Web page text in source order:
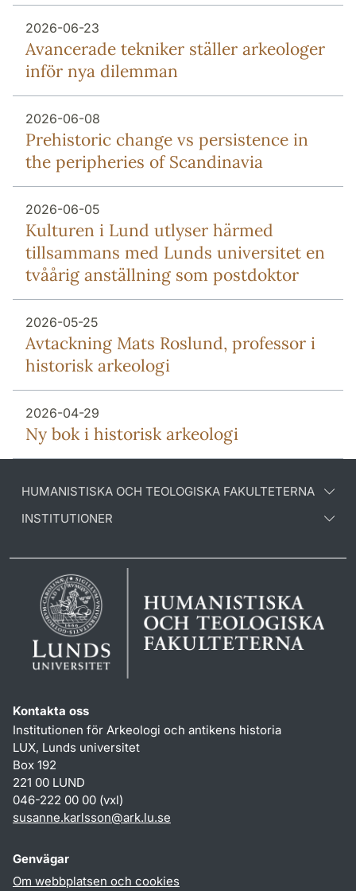
2026-06-23
Avancerade tekniker ställer arkeologer
inför nya dilemman
2026-06-08
Prehistoric change vs persistence in
the peripheries of Scandinavia
2026-06-05
Kulturen i Lund utlyser härmed
tillsammans med Lunds universitet en
tvåårig anställning som postdoktor
2026-05-25
Avtackning Mats Roslund, professor i
historisk arkeologi
2026-04-29
Ny bok i historisk arkeologi
HUMANISTISKA OCH TEOLOGISKA FAKULTETERNA
INSTITUTIONER
Kontakta oss
Institutionen för Arkeologi och antikens historia
LUX, Lunds universitet
Box 192
221 00 LUND
046-222 00 00 (vxl)
susanne.karlsson@ark.lu.se
Genvägar
Om webbplatsen och cookies